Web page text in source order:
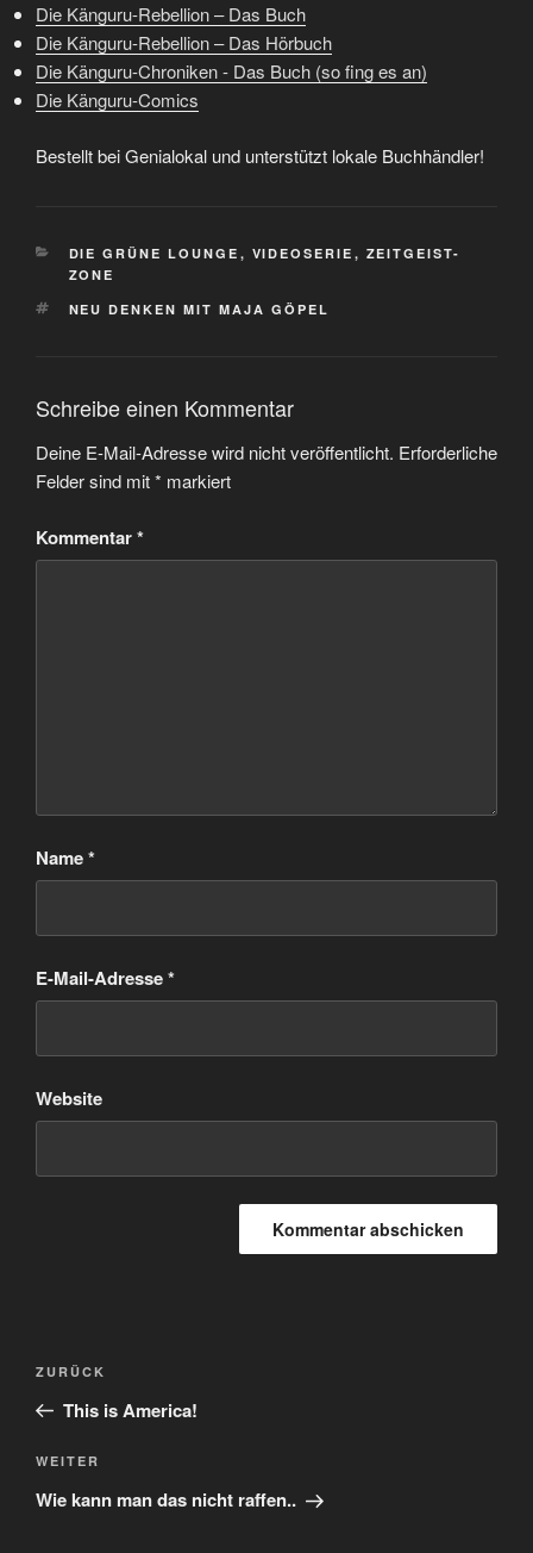
Die Känguru-Rebellion – Das Buch
Die Känguru-Rebellion – Das Hörbuch
Die Känguru-Chroniken - Das Buch (so fing es an)
Die Känguru-Comics
Bestellt bei Genialokal und unterstützt lokale Buchhändler!
KATEGORIEN
DIE GRÜNE LOUNGE , VIDEOSERIE , ZEITGEIST-
ZONE
SCHLAGWÖRTER
NEU DENKEN MIT MAJA GÖPEL
Schreibe einen Kommentar
Deine E-Mail-Adresse wird nicht veröffentlicht. Erforderliche
Felder sind mit* markiert
Kommentar*
Name*
E-Mail-Adresse*
Website
Beitragsnavigation
Vorheriger
Beitrag
ZURÜCK
This is America!
Nächster
Beitrag
WEITER
Wie kann man das nicht raffen..